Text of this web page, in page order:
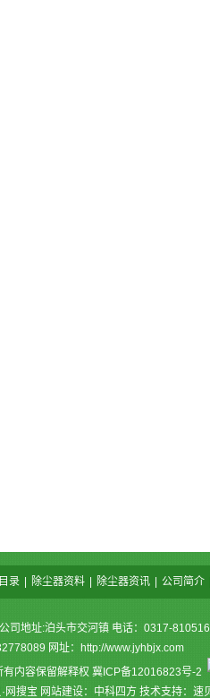
录 除尘器资料 除尘器资讯 公司简介
司地址:泊头市交河镇 电话：0317-
网址：
http://www.jyhbjx.com
内容保留解释权 冀ICP备12016823号-2
网搜宝 网站建设：中科四方 技术支持：速